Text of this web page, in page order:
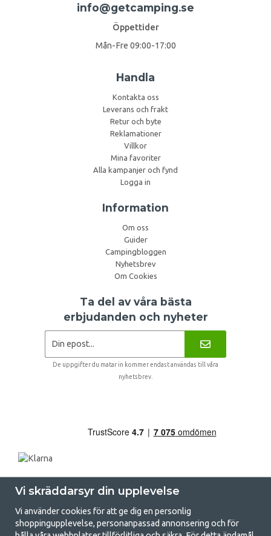
info@getcamping.se
Öppettider
Mån-Fre 09:00-17:00
Handla
Kontakta oss
Leverans och frakt
Retur och byte
Reklamationer
Villkor
Mina favoriter
Alla kampanjer och fynd
Logga in
Information
Om oss
Guider
Campingbloggen
Nyhetsbrev
Om Cookies
Ta del av våra bästa
erbjudanden och nyheter
De uppgifter du matar in kommer endast användas till våra
nyhetsbrev.
Vi skräddarsyr din upplevelse
Vi använder cookies för att ge dig en personlig
shoppingupplevelse, personanpassad annonsering och för